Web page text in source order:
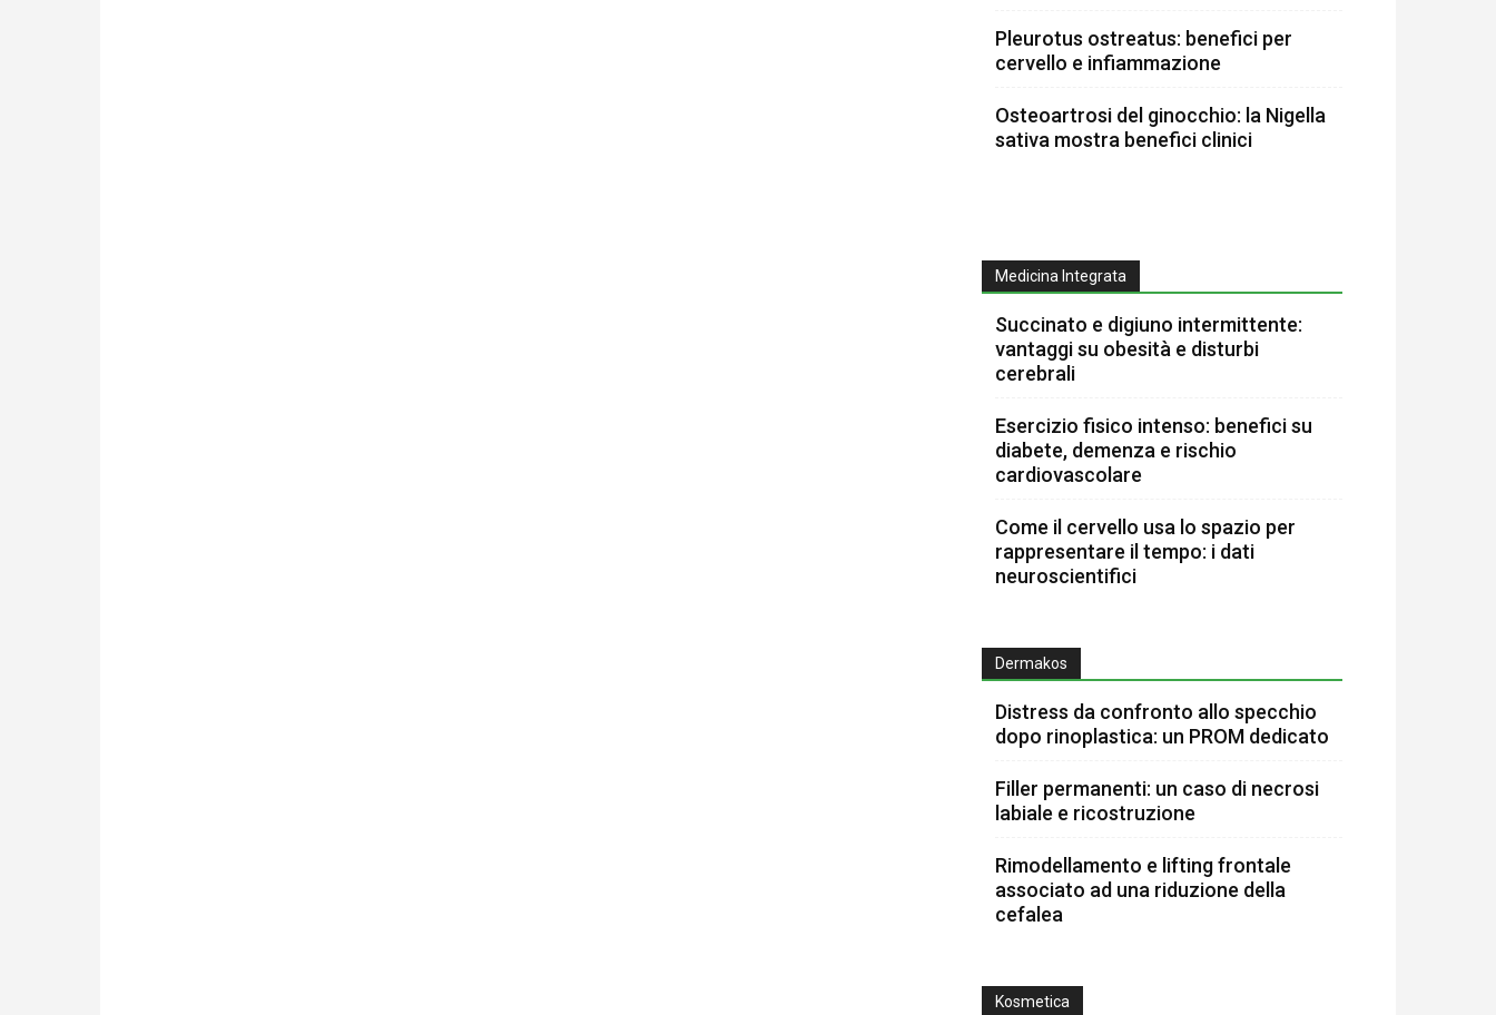
Pleurotus ostreatus: benefici per
cervello e infiammazione
Osteoartrosi del ginocchio: la Nigella
sativa mostra benefici clinici
Medicina Integrata
Succinato e digiuno intermittente:
vantaggi su obesità e disturbi
cerebrali
Esercizio fisico intenso: benefici su
diabete, demenza e rischio
cardiovascolare
Come il cervello usa lo spazio per
rappresentare il tempo: i dati
neuroscientifici
Dermakos
Distress da confronto allo specchio
dopo rinoplastica: un PROM dedicato
Filler permanenti: un caso di necrosi
labiale e ricostruzione
Rimodellamento e lifting frontale
associato ad una riduzione della
cefalea
Kosmetica